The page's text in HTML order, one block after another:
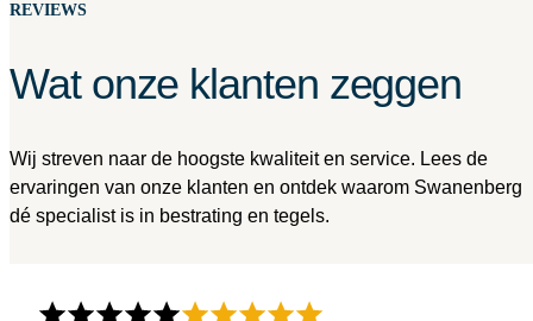
REVIEWS
Wat onze klanten zeggen
Wij streven naar de hoogste kwaliteit en service. Lees de
ervaringen van onze klanten en ontdek waarom Swanenberg
dé specialist is in bestrating en tegels.